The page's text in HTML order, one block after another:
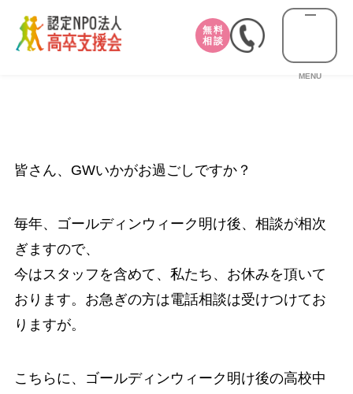
無料
相談
MENU
皆さん、GWいかがお過ごしですか？
毎年、ゴールディンウィーク明け後、相談が相次
ぎますので、
今はスタッフを含めて、私たち、お休みを頂いて
おります。お急ぎの方は電話相談は受けつけてお
りますが。
こちらに、ゴールディンウィーク明け後の高校中